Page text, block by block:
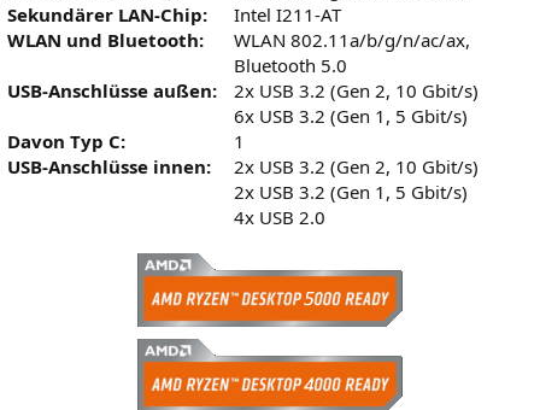
Sekundärer LAN-Chip:
Intel I211-AT
WLAN und Bluetooth:
WLAN 802.11a/b/g/n/ac/ax,
Bluetooth 5.0
USB-Anschlüsse außen:
2x USB 3.2 (Gen 2, 10 Gbit/s)
6x USB 3.2 (Gen 1, 5 Gbit/s)
Davon Typ C:
1
USB-Anschlüsse innen:
2x USB 3.2 (Gen 2, 10 Gbit/s)
2x USB 3.2 (Gen 1, 5 Gbit/s)
4x USB 2.0